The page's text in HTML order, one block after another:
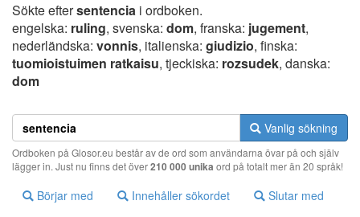
Sökte eftersentencia i ordboken.
engelska: ruling, svenska: dom, franska: jugement,
nederländska: vonnis, italienska: giudizio, finska:
tuomioistuimen ratkaisu, tjeckiska: rozsudek, danska:
dom
Vanlig sökning
Ordboken på Glosor.eu består av de ord som användarna övar på och själv
lägger in. Just nu finns det över210 000 unika ord på totalt mer än 20 språk!
Börjar med Innehåller sökordet Slutar med